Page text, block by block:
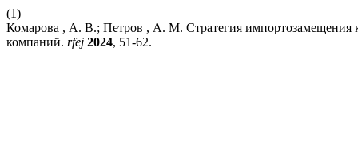
(1)
Комарова , А. В.; Петров , А. М. Стратегия импортозамещения
компаний. rfej 2024, 51-62.